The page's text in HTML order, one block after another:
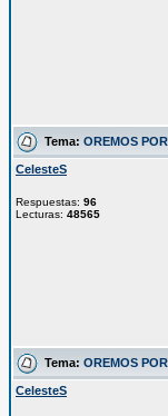
Tema: OREMOS
CelesteS
Respuestas: 96
Lecturas: 48565
Tema: OREMOS
CelesteS